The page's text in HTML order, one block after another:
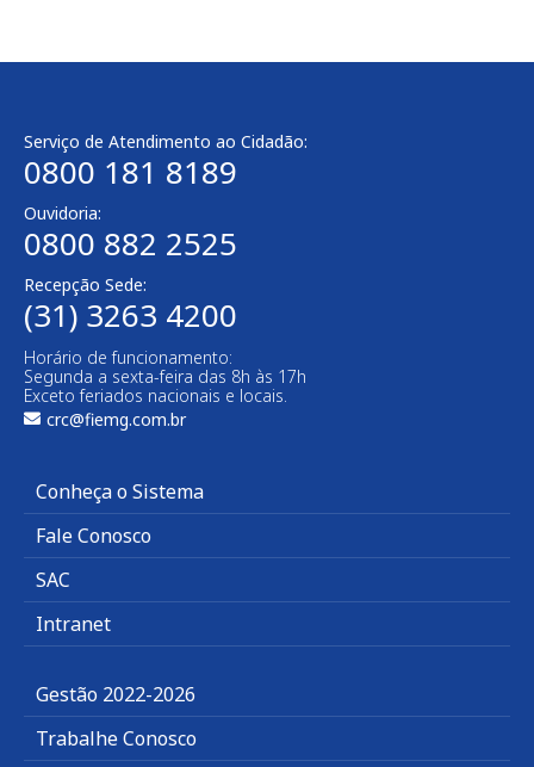
Serviço de Atendimento ao Cidadão:
0800 181 8189
Ouvidoria:
0800 882 2525​
Recepção Sede:
(31) 3263 4200
Horário de funcionamento:
Segunda a sexta-feira das 8h às 17h
Exceto feriados nacionais e locais.
crc@fiemg.com.br
Conheça o Sistema
Fale Conosco
SAC
Intranet
Gestão 2022-2026
Trabalhe Conosco